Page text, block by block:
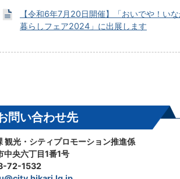
【令和6年7月20日開催】「おいでや！い
暮らしフェア2024」に出展します
問い合わせ先
観光・シティプロモーション推進係
央六丁目1番1号
72-1532